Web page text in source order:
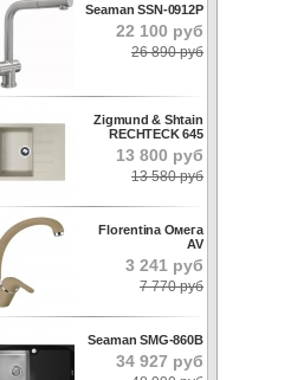
Seaman SSN-0912P
22 100 руб
26 890 руб
Zigmund & Shtain
RECHTECK 645
13 800 руб
13 580 руб
Florentina Омега
AV
3 241 руб
7 770 руб
Seaman SMG-860B
34 927 руб